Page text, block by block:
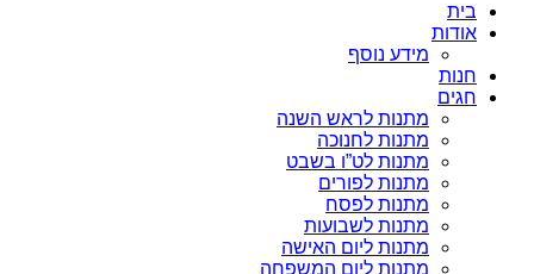
בית
אודות
מידע נוסף
חנות
חגים
מתנות לראש השנה
מתנות לחנוכה
מתנות לט”ו בשבט
מתנות לפורים
מתנות לפסח
מתנות לשבועות
מתנות ליום האישה
מתנות ליום המשפחה